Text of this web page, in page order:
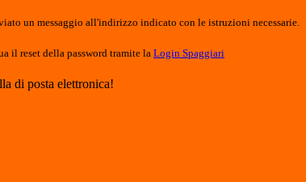
un messaggio all'indirizzo indicato con le istruzioni necessarie.
il reset della password tramite la Login Spaggiari
di posta elettronica!